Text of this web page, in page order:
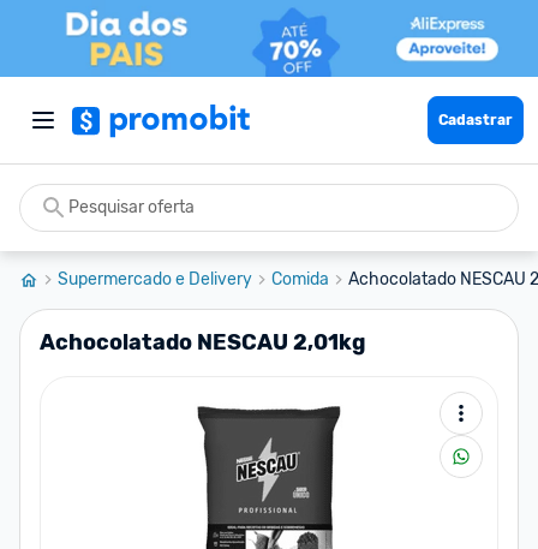
Cadastrar
Supermercado e Delivery Comida Achocolatado NESCAU
Achocolatado NESCAU 2,01kg